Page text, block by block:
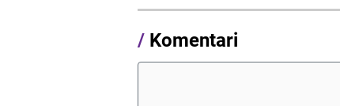
/ Komentari